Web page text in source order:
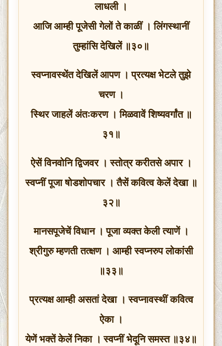
लाधली ।
आजि आम्ही पूजेसी गेलों ते काळीं । लिंगस्थानीं
तुम्हांसि देखिलें ॥३०॥
स्वप्नावस्थेंत देखिलें आपण । प्रत्यक्ष भेटले तुझे
चरण ।
स्थिर जाहलें अंतःकरण । मिळवावें शिष्यवर्गांत ॥
३१॥
ऐसें विनवोनि द्विजवर । स्तोत्र करीतसे अपार ।
स्वप्नीं पूजा षोडशोपचार । तैसें कवित्व केलें देखा ॥
३२॥
मानसपूजेचें विधान । पूजा व्यक्त केली त्याणें ।
श्रीगुरु म्हणती तत्क्षण । आम्ही स्वप्नरुप लोकांसी
॥३३॥
प्रत्यक्ष आम्ही असतां देखा । स्वप्नावस्थीं कवित्व
ऐका ।
येणें भक्तें केलें निका । स्वप्नीं भेदूनि समस्त ॥३४॥